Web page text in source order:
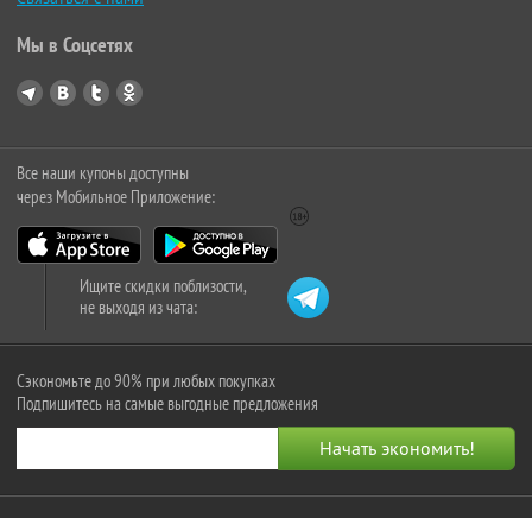
Мы в Соцсетях
Все наши купоны доступны
через Мобильное Приложение:
Ищите скидки поблизости,
не выходя из чата:
Сэкономьте до 90% при любых покупках
Подпишитесь на самые выгодные предложения